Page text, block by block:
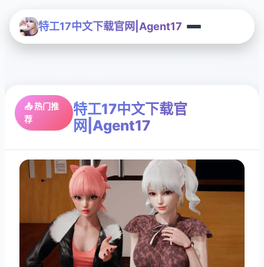
特工17中文下载官网|Agent17
📤 热门推
荐
特工17中文下载官
网|Agent17